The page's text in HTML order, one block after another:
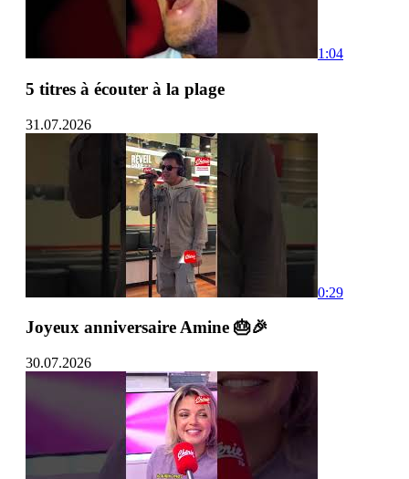
1:04
5 titres à écouter à la plage
31.07.2026
0:29
Joyeux anniversaire Amine 🎂🎉
30.07.2026